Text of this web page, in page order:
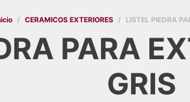
/ CERAMICOS EXTERIORES / LISTEL PIEDRA
PARA
GRIS